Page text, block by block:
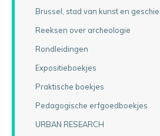
Brussel, stad van kunst en
Reeksen over archeologie
Rondleidingen
Expositieboekjes
Praktische boekjes
Pedagogische erfgoedboekjes
URBAN RESEARCH